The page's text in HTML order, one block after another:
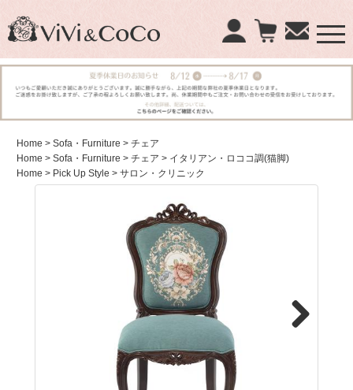
Home > Sofa・Furniture > チェア
Home > Sofa・Furniture > チェア > イタリアン・ロココ調(猫脚)
Home > Pick Up Style > サロン・クリニック
×
商品検索：